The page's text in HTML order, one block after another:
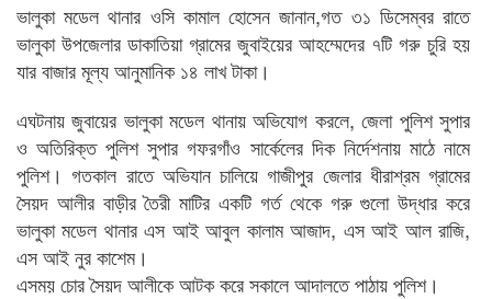
ভালুকা মডেল থানার ওসি কামাল হোসেন জানান,গত ৩১ ডিসেম্বর রাতে
ভালুকা উপজেলার ডাকাতিয়া গ্রামের জুবাইয়ের আহম্মেদের ৭টি গরু চুরি হয়
যার বাজার মূল্য আনুমানিক ১৪ লাখ টাকা।
এঘটনায় জুবায়ের ভালুকা মডেল থানায় অভিযোগ করলে, জেলা পুলিশ সুপার
ও অতিরিক্ত পুলিশ সুপার গফরগাঁও সার্কেলের দিক নির্দেশনায় মাঠে নামে
পুলিশ। গতকাল রাতে অভিযান চালিয়ে গাজীপুর জেলার ধীরাশ্রম গ্রামের
সৈয়দ আলীর বাড়ীর তৈরী মাটির একটি গর্ত থেকে গরু গুলো উদ্ধার করে
ভালুকা মডেল থানার এস আই আবুল কালাম আজাদ, এস আই আল রাজি,
এস আই নুর কাশেম।
এসময় চোর সৈয়দ আলীকে আটক করে সকালে আদালতে পাঠায় পুলিশ।